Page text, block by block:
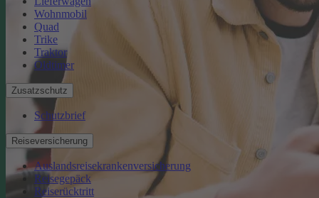
Wohnmobil
Quad
Trike
Traktor
Oldtimer
Zusatzschutz
Schutzbrief
Reiseversicherung
Auslandsreisekrankenversicherung
Reisegepäck
Reiserücktritt